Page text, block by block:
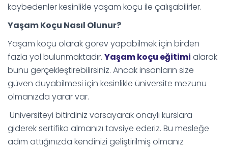
kaybedenler kesinlikle yaşam koçu ile çalışabilirler.
Yaşam Koçu Nasıl Olunur?
Yaşam koçu olarak görev yapabilmek için birden
fazla yol bulunmaktadır. Yaşam koçu eğitimi alarak
bunu gerçekleştirebilirsiniz. Ancak insanların size
güven duyabilmesi için kesinlikle üniversite mezunu
olmanızda yarar var.
Üniversiteyi bitirdiniz varsayarak onaylı kurslara
giderek sertifika almanızı tavsiye ederiz. Bu mesleğe
adım attığınızda kendinizi geliştirilmiş olmanız